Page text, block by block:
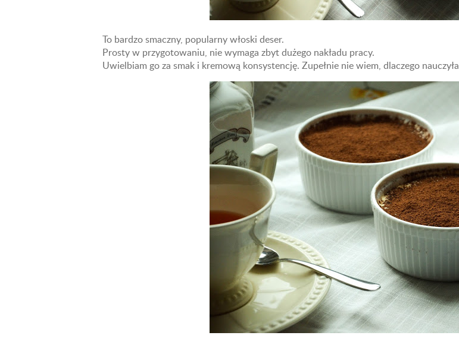
To bardzo smaczny, popularny włoski deser.
Prosty w przygotowaniu, nie wymaga zbyt dużego nakładu pracy.
Uwielbiam go za smak i kremową konsystencję. Zupełnie nie wiem, dlaczego